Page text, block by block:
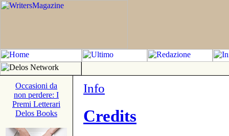
Occasioni da
non perdere: I
Premi Letterari
Delos Books
Info
Credits